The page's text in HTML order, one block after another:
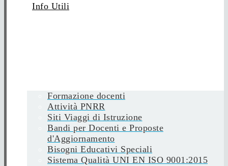
Info Utili
Formazione docenti
Attività PNRR
Siti Viaggi di Istruzione
Bandi per Docenti e Proposte
d'Aggiornamento
Bisogni Educativi Speciali
Sistema Qualità UNI EN ISO 9001:2015